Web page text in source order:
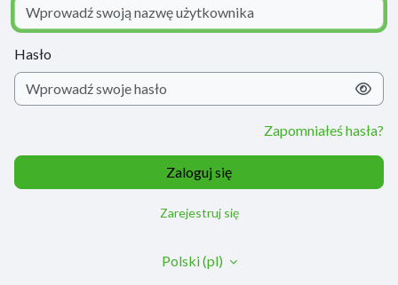
Hasło
Zapomniałeś hasła?
Zaloguj się
Zarejestruj się
Polski ‎(pl)‎